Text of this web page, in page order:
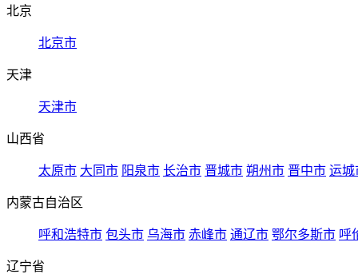
北京
北京市
天津
天津市
山西省
太原市 大同市 阳泉市 长治市 晋城市 朔州市 晋中市 运城
内蒙古自治区
呼和浩特市 包头市 乌海市 赤峰市 通辽市 鄂尔多斯市 呼
辽宁省